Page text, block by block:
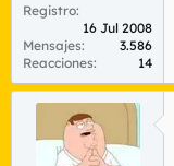
Registro
16 Jul 2008
Mensajes
3.586
Reacciones
14